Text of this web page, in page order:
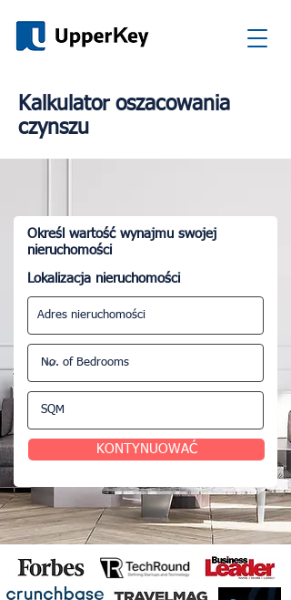
Kalkulator oszacowania
czynszu
Określ wartość wynajmu swojej
nieruchomości
Lokalizacja nieruchomości
KONTYNUOWAĆ